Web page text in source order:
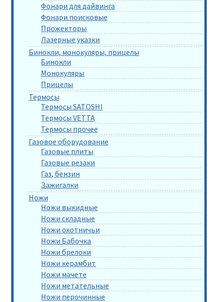
Фонари для дайвинга
Фонари поисковые
Прожекторы
Лазерные указки
Бинокли, монокуляры, прицелы
Бинокли
Монокуляры
Прицелы
Термосы
Термосы SATOSHI
Термосы VETTA
Термосы прочее
Газовое оборудование
Газовые плиты
Газовые резаки
Газ, бензин
Зажигалки
Ножи
Ножи выкидные
Ножи складные
Ножи охотничьи
Ножи Бабочка
Ножи брелоки
Ножи керамбит
Ножи мачете
Ножи метательные
Ножи перочинные